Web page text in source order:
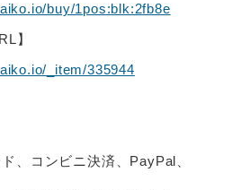
buy/1pos:blk:2fb8e
】
_item/335944
、コンビニ決済、PayPal、